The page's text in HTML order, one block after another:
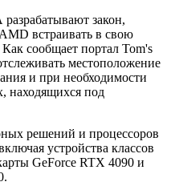
закон,
встраивать в свою
сообщает портал Tom's
местоположение
и при необходимости
находящихся под
решений и процессоров
устройства классов
GeForce RTX 4090 и